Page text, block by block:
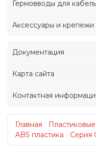
Гермовводы для
Аксессуары и крепежи
Документация
Карта сайта
Контактная
Главная
ABS пластика
Серия